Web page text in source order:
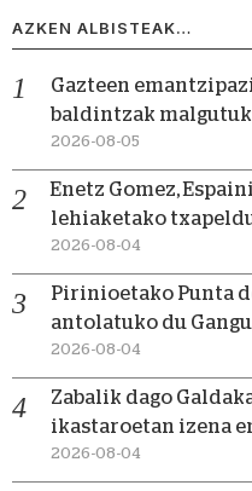
AZKEN ALBISTEAK…
Gazteen
baldintzak
2026-08-05
Enetz Gomez,
lehiaketako
2026-08-04
Pirinioetako Punta
antolatuko du
2026-08-04
Zabalik dago
ikastaroetan izena
2026-08-04